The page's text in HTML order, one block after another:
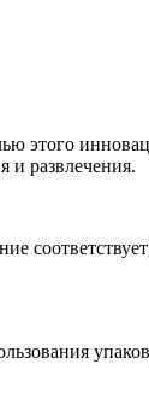
этого
и развлечения.